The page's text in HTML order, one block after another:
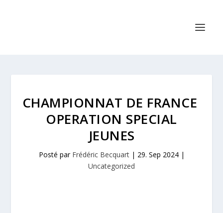
CHAMPIONNAT DE FRANCE
OPERATION SPECIAL
JEUNES
Posté par Frédéric Becquart| 29. Sep 2024|
Uncategorized